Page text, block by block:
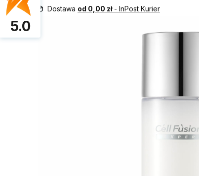
Dostawa od 0,00 zł - InPost Kurier
5.0